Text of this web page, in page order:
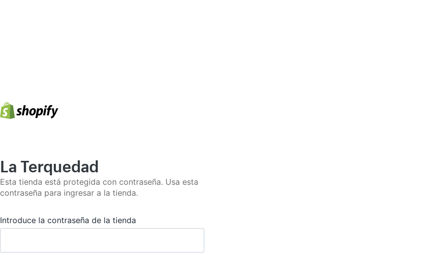
La Terquedad
Esta tienda está protegida con contraseña. Usa esta
contraseña para ingresar a la tienda.
Introduce la contraseña de la tienda